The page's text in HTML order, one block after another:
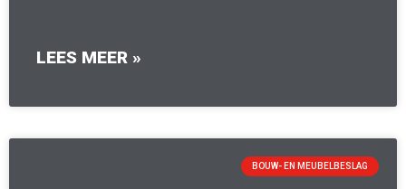
LEES MEER »
BOUW- EN MEUBELBESLAG